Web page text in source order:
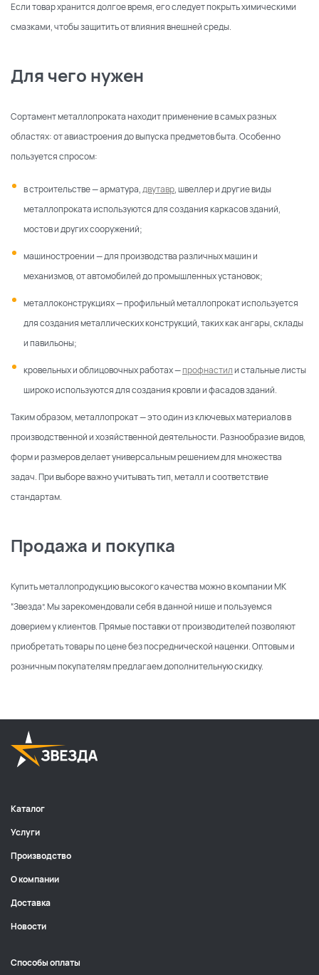
Если товар хранится долгое время, его следует покрыть химическими
смазками, чтобы защитить от влияния внешней среды.
Для чего нужен
Сортамент металлопроката находит применение в самых разных
областях: от авиастроения до выпуска предметов быта. Особенно
пользуется спросом:
в строительстве — арматура,двутавр, швеллер и другие виды
металлопроката используются для создания каркасов зданий,
мостов и других сооружений;
машиностроении — для производства различных машин и
механизмов, от автомобилей до промышленных установок;
металлоконструкциях — профильный металлопрокат используется
для создания металлических конструкций, таких как ангары, склады
и павильоны;
кровельных и облицовочных работах —профнастили стальные листы
широко используются для создания кровли и фасадов зданий.
Таким образом, металлопрокат — это один из ключевых материалов в
производственной и хозяйственной деятельности. Разнообразие видов,
форм и размеров делает универсальным решением для множества
задач. При выборе важно учитывать тип, металл и соответствие
стандартам.
Продажа и покупка
Купить металлопродукцию высокого качества можно в компании МК
“Звезда”. Мы зарекомендовали себя в данной нише и пользуемся
доверием у клиентов. Прямые поставки от производителей позволяют
приобретать товары по цене без посреднической наценки. Оптовым и
розничным покупателям предлагаем дополнительную скидку.
Каталог
Услуги
Производство
О компании
Доставка
Новости
Способы оплаты